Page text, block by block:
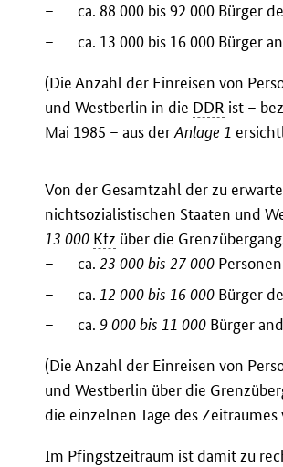
–
ca. 88 000 bis 92 000 Bürger
–
ca. 13 000 bis 16 000 Bürger
(Die Anzahl der Einreisen von
und Westberlin in die DDR ist –
Mai 1985 – aus derAnlage 1
Von der Gesamtzahl der zu
nichtsozialistischen Staaten und
13 000 Kfz über die
–
ca. 23 000 bis 27 000
–
ca. 12 000 bis 16 000 Bürger
–
ca.9 000 bis 11 000 Bürger
(Die Anzahl der Einreisen von
und Westberlin über die
die einzelnen Tage des
Im Pfingstzeitraum ist damit zu